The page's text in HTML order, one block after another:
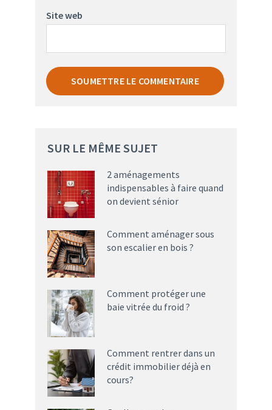
Site web
SUR LE MÊME SUJET
2 aménagements
indispensables à faire quand
on devient sénior
Comment aménager sous
son escalier en bois ?
Comment protéger une
baie vitrée du froid ?
Comment rentrer dans un
crédit immobilier déjà en
cours?